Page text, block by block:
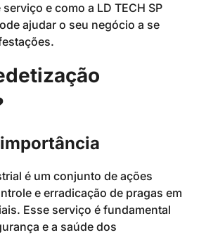
e como a LD TECH SP
ajudar o seu negócio a se
é um conjunto de ações
e erradicação de pragas em
Esse serviço é fundamental
e a saúde dos